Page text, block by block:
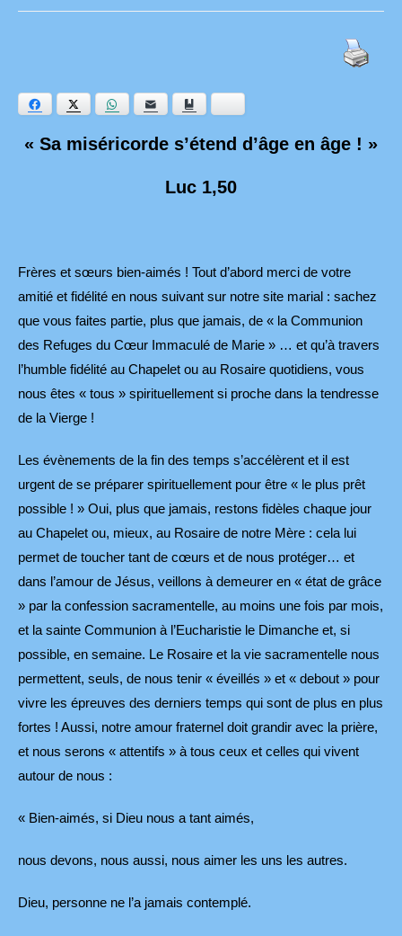
publication :
Facebook Twitter WhatsAppE-mail
« Sa miséricorde s’étend d’âge en âge ! »
Luc 1,50
Frères et sœurs bien-aimés ! Tout d’abord merci de votre
amitié et fidélité en nous suivant sur notre site marial : sachez
que vous faites partie, plus que jamais, de « la Communion
des Refuges du Cœur Immaculé de Marie » … et qu’à travers
l’humble fidélité au Chapelet ou au Rosaire quotidiens, vous
nous êtes « tous » spirituellement si proche dans la tendresse
de la Vierge !
Les évènements de la fin des temps s’accélèrent et il est
urgent de se préparer spirituellement pour être « le plus prêt
possible ! » Oui, plus que jamais, restons fidèles chaque jour
au Chapelet ou, mieux, au Rosaire de notre Mère : cela lui
permet de toucher tant de cœurs et de nous protéger… et
dans l’amour de Jésus, veillons à demeurer en « état de grâce
» par la confession sacramentelle, au moins une fois par mois,
et la sainte Communion à l’Eucharistie le Dimanche et, si
possible, en semaine. Le Rosaire et la vie sacramentelle nous
permettent, seuls, de nous tenir « éveillés » et « debout » pour
vivre les épreuves des derniers temps qui sont de plus en plus
fortes ! Aussi, notre amour fraternel doit grandir avec la prière,
et nous serons « attentifs » à tous ceux et celles qui vivent
autour de nous :
« Bien-aimés, si Dieu nous a tant aimés,
nous devons, nous aussi, nous aimer les uns les autres.
Dieu, personne ne l’a jamais contemplé.